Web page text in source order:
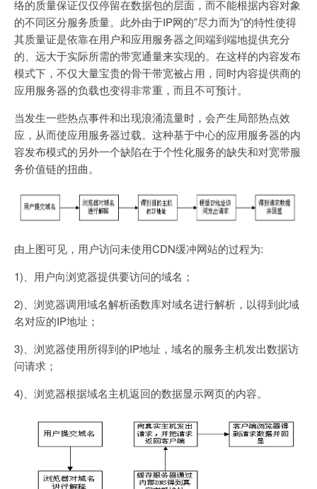
络的质量保证仅仅停留在数据包的层面，而不能根据内容对象
的不同区分服务质量。此外由于IP网的”尽力而为”的特性使得
其质量证是依靠在用户和应用服务器之间端到端地提供充分
的、远大于实际所需的带宽通量来实现的。在这样的内容发布
模式下，不仅大量宝贵的骨干带宽被占用，同时内容提供商的
应用服务器的负载也变得非常重，而且不可预计。
当发生一些热点事件和出现浪涌流量时，会产生局部热点效
应，从而使应用服务器过载。这种基于中心的应用服务器的内
容发布模式的另外一个缺陷在于个性化服务的缺失和对宽带服
务价值链的扭曲。
由上图可见，用户访问未使用CDN缓冲网站的过程为:
1)、用户向浏览器提供要访问的域名；
2)、浏览器调用域名解析函数库对域名进行解析，以得到此域
名对应的IP地址；
3)、浏览器使用所得到的IP地址，域名的服务主机发出数据访
问请求；
4)、浏览器根据域名主机返回的数据显示网页的内容。